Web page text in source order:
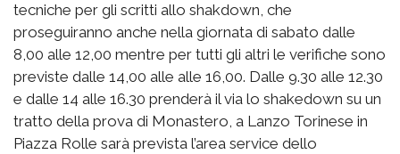
tecniche per gli scritti allo shakdown, che
proseguiranno anche nella giornata di sabato dalle
8,00 alle 12,00 mentre per tutti gli altri le verifiche sono
previste dalle 14,00 alle alle 16,00. Dalle 9.30 alle 12.30
e dalle 14 alle 16.30 prenderà il via lo shakedown su un
tratto della prova di Monastero, a Lanzo Torinese in
Piazza Rolle sarà prevista l’area service dello